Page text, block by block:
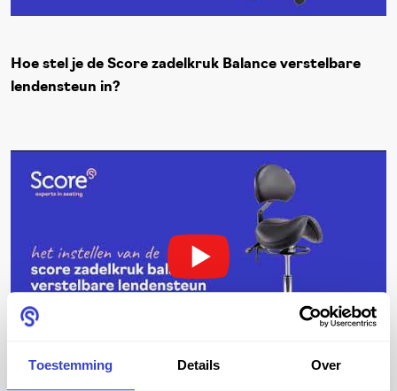
Toestemming Details Over
Hoe stel je de Score zadelkruk Balance verstelbare
lendensteun in?